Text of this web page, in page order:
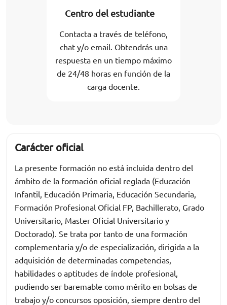
Centro del estudiante
Contacta a través de teléfono,
chat y/o email. Obtendrás una
respuesta en un tiempo máximo
de 24/48 horas en función de la
carga docente.
Carácter oficial
La presente formación no está incluida dentro del
ámbito de la formación oficial reglada (Educación
Infantil, Educación Primaria, Educación Secundaria,
Formación Profesional Oficial FP, Bachillerato, Grado
Universitario, Master Oficial Universitario y
Doctorado). Se trata por tanto de una formación
complementaria y/o de especialización, dirigida a la
adquisición de determinadas competencias,
habilidades o aptitudes de índole profesional,
pudiendo ser baremable como mérito en bolsas de
trabajo y/o concursos oposición, siempre dentro del